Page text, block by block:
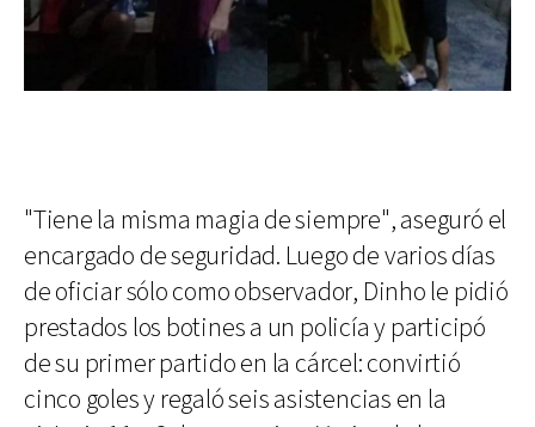
"Tiene la misma magia de siempre", aseguró el
encargado de seguridad. Luego de varios días
de oficiar sólo como observador, Dinho le pidió
prestados los botines a un policía y participó
de su primer partido en la cárcel: convirtió
cinco goles y regaló seis asistencias en la